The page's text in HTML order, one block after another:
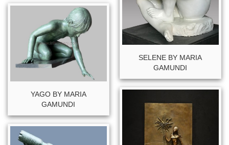
SELENE BY MARIA
GAMUNDI
YAGO BY MARIA
GAMUNDI